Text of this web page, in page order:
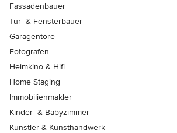
Fassadenbauer
Tür- & Fensterbauer
Garagentore
Fotografen
Heimkino & Hifi
Home Staging
Immobilienmakler
Kinder- & Babyzimmer
Künstler & Kunsthandwerk